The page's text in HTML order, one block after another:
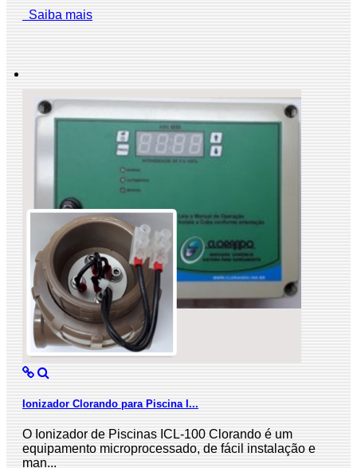
Saiba mais
Ionizador Clorando para Piscina I...
O Ionizador de Piscinas ICL-100 Clorando é um
equipamento microprocessado, de fácil instalação e
man...